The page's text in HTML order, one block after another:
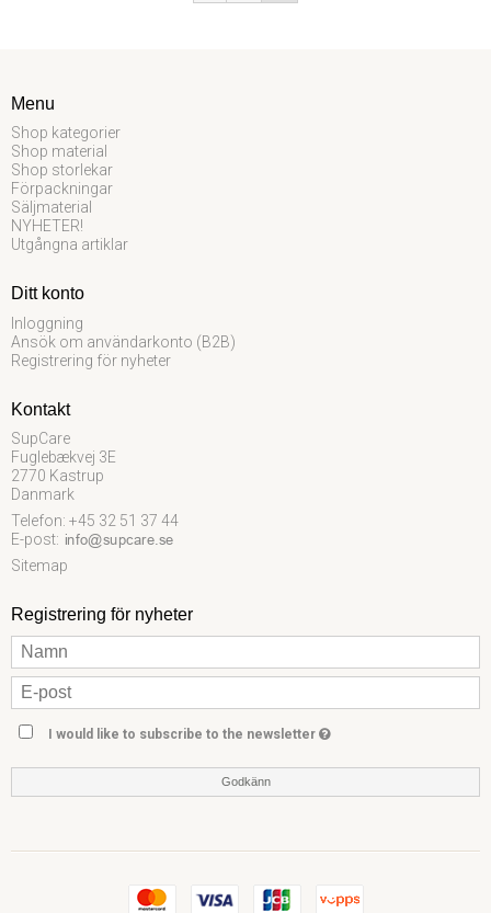
Menu
Shop kategorier
Shop material
Shop storlekar
Förpackningar
Säljmaterial
NYHETER!
Utgångna artiklar
Ditt konto
Inloggning
Ansök om användarkonto (B2B)
Registrering för nyheter
Kontakt
SupCare
Fuglebækvej 3E
2770 Kastrup
Danmark
Telefon: +45 32 51 37 44
E-post:
Sitemap
Registrering för nyheter
I would like to subscribe to the newsletter
Godkänn